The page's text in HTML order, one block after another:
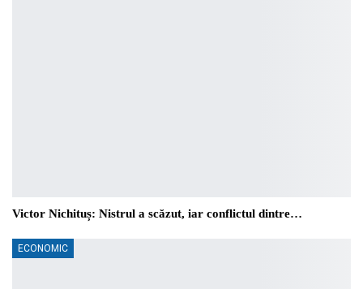
Victor Nichituș: Nistrul a scăzut, iar conflictul dintre…
ECONOMIC